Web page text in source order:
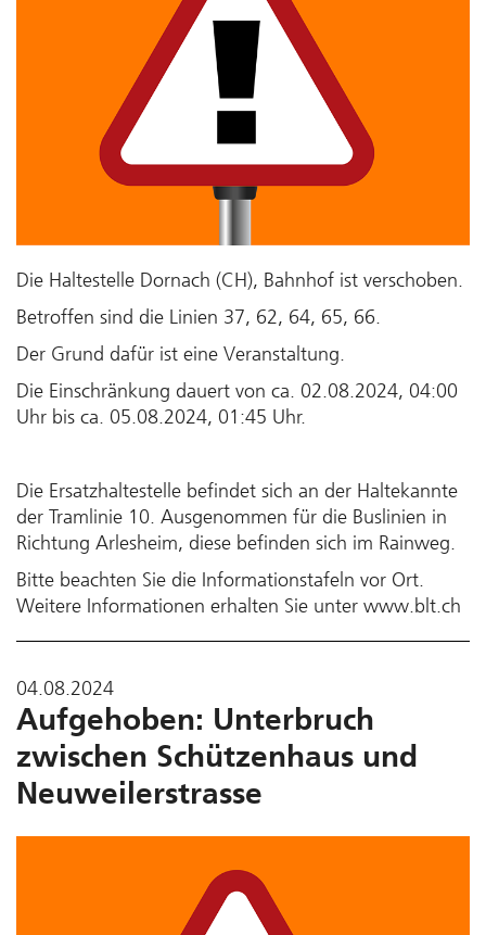
Die Haltestelle Dornach (CH), Bahnhof ist verschoben.
Betroffen sind die Linien 37, 62, 64, 65, 66.
Der Grund dafür ist eine Veranstaltung.
Die Einschränkung dauert von ca. 02.08.2024, 04:00
Uhr bis ca. 05.08.2024, 01:45 Uhr.
Die Ersatzhaltestelle befindet sich an der Haltekannte
der Tramlinie 10. Ausgenommen für die Buslinien in
Richtung Arlesheim, diese befinden sich im Rainweg.
Bitte beachten Sie die Informationstafeln vor Ort.
Weitere Informationen erhalten Sie unter www.blt.ch
04.08.2024
Aufgehoben: Unterbruch
zwischen Schützenhaus und
Neuweilerstrasse